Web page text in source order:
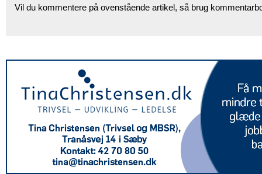
Vil du kommentere på ovenstående artikel, så brug